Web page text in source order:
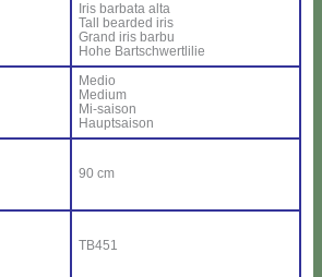
Iris bar­ba­ta al­ta
Tall bear­ded iris
Grand iris bar­bu
Ho­he Bar­ts­ch­wer­tli­lie
Me­dio
Me­dium
Mi-sai­son
Haup­tsai­son
90 cm
TB451